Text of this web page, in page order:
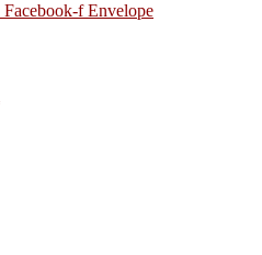
Facebook-f Envelope